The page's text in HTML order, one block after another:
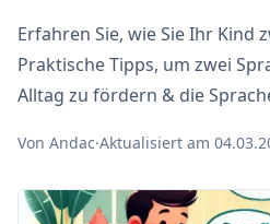
Erfahren Sie, wie Sie Ihr Kind
Praktische Tipps, um zwei
Alltag zu fördern & die
Von Andac·Aktualisiert am